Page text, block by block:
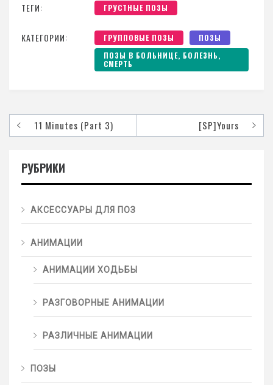
ТЕГИ: ГРУСТНЫЕ ПОЗЫ
КАТЕГОРИИ: ГРУППОВЫЕ ПОЗЫ
ПОЗЫ
ПОЗЫ В БОЛЬНИЦЕ, БОЛЕЗНЬ,
СМЕРТЬ
11 Minutes (Part 3) [SP]Yours
РУБРИКИ
АКСЕССУАРЫ ДЛЯ ПОЗ
АНИМАЦИИ
АНИМАЦИИ ХОДЬБЫ
РАЗГОВОРНЫЕ АНИМАЦИИ
РАЗЛИЧНЫЕ АНИМАЦИИ
ПОЗЫ